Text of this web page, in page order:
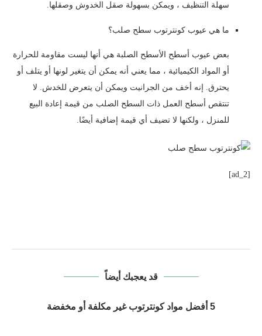
سهلة التنظيف ، ويمكن بسهولة صقل الخدوش وصقلها.
ما هي عيوب كونترتوب سطح صلب؟
بعض عيوب أسطح الأسطح الصلبة هي أنها ليست مقاومة للحرارة
أو المواد الكيميائية ، مما يعني أنه يمكن أن يتغير لونها أو يتلف أو
يحترق. إنه أخف من الجرانيت ويمكن أن يتعرض للخدش. لا
تنتقص أسطح العمل ذات السطح الصلب من قيمة إعادة البيع
للمنزل ، ولكنها لا تضيف أي قيمة إضافية أيضًا.
[ad_2]
قد يعجبك أيضاً
5 أفضل مواد كونترتوب غير مكلفة أو مخفضة